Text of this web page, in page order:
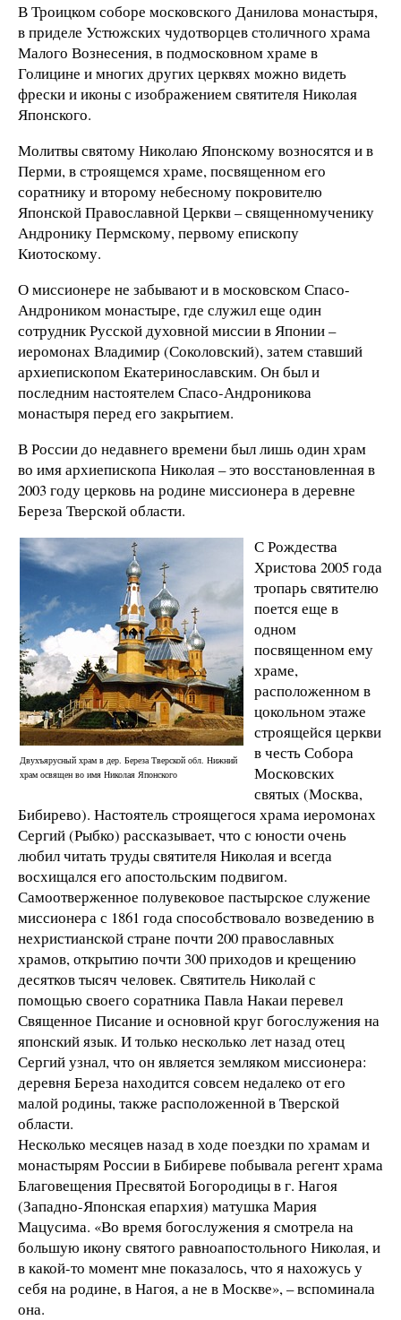
В Троицком соборе московского Данилова монастыря,
в приделе Устюжских чудотворцев столичного храма
Малого Вознесения, в подмосковном храме в
Голицине и многих других церквях можно видеть
фрески и иконы с изображением святителя Николая
Японского.
Молитвы святому Николаю Японскому возносятся и в
Перми, в строящемся храме, посвященном его
соратнику и второму небесному покровителю
Японской Православной Церкви – священномученику
Андронику Пермскому, первому епископу
Киотоскому.
О миссионере не забывают и в московском Спасо-
Андроником монастыре, где служил еще один
сотрудник Русской духовной миссии в Японии –
иеромонах Владимир (Соколовский), затем ставший
архиепископом Екатеринославским. Он был и
последним настоятелем Спасо-Андроникова
монастыря перед его закрытием.
В России до недавнего времени был лишь один храм
во имя архиепископа Николая – это восстановленная в
2003 году церковь на родине миссионера в деревне
Береза Тверской области.
Двухъярусный храм в дер. Береза Тверской обл. Нижний
храм освящен во имя Николая Японского
С Рождества
Христова 2005 года
тропарь святителю
поется еще в
одном
посвященном ему
храме,
расположенном в
цокольном этаже
строящейся церкви
в честь Собора
Московских
святых (Москва,
Бибирево). Настоятель строящегося храма иеромонах
Сергий (Рыбко) рассказывает, что с юности очень
любил читать труды святителя Николая и всегда
восхищался его апостольским подвигом.
Самоотверженное полувековое пастырское служение
миссионера с 1861 года способствовало возведению в
нехристианской стране почти 200 православных
храмов, открытию почти 300 приходов и крещению
десятков тысяч человек. Святитель Николай с
помощью своего соратника Павла Накаи перевел
Священное Писание и основной круг богослужения на
японский язык. И только несколько лет назад отец
Сергий узнал, что он является земляком миссионера:
деревня Береза находится совсем недалеко от его
малой родины, также расположенной в Тверской
области.
Несколько месяцев назад в ходе поездки по храмам и
монастырям России в Бибиреве побывала регент храма
Благовещения Пресвятой Богородицы в г. Нагоя
(Западно-Японская епархия) матушка Мария
Мацусима. «Во время богослужения я смотрела на
большую икону святого равноапостольного Николая, и
в какой-то момент мне показалось, что я нахожусь у
себя на родине, в Нагоя, а не в Москве», – вспоминала
она.